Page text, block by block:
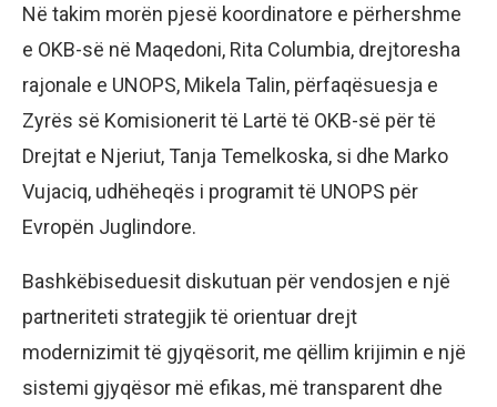
Në takim morën pjesë koordinatore e përhershme
e OKB-së në Maqedoni, Rita Columbia, drejtoresha
rajonale e UNOPS, Mikela Talin, përfaqësuesja e
Zyrës së Komisionerit të Lartë të OKB-së për të
Drejtat e Njeriut, Tanja Temelkoska, si dhe Marko
Vujaciq, udhëheqës i programit të UNOPS për
Evropën Juglindore.
Bashkëbiseduesit diskutuan për vendosjen e një
partneriteti strategjik të orientuar drejt
modernizimit të gjyqësorit, me qëllim krijimin e një
sistemi gjyqësor më efikas, më transparent dhe